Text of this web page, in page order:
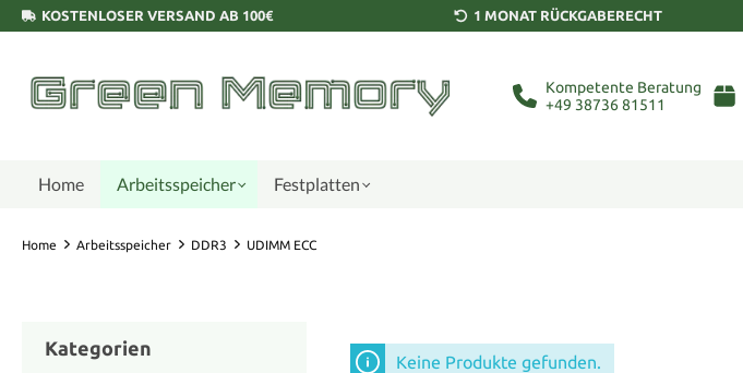
KOSTENLOSER VERSAND AB 100€ 1 MONAT RÜCKGABERECHT
Kompetente Beratung
+49 38736 81511
Home Arbeitsspeicher Festplatten
Home Arbeitsspeicher DDR3 UDIMM ECC
Kategorien
Keine Produkte gefunden.